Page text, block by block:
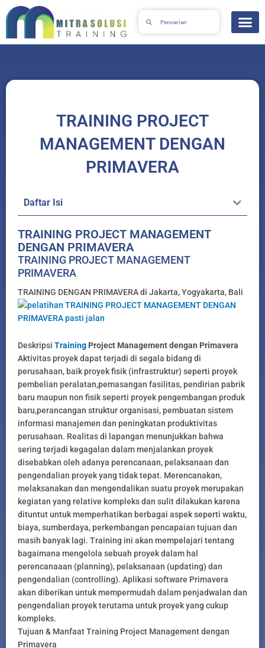
Skip
to
TRAINING PROJECT
MANAGEMENT DENGAN
PRIMAVERA
Daftar Isi
TRAINING PROJECT MANAGEMENT
DENGAN PRIMAVERA
TRAINING PROJECT MANAGEMENT
PRIMAVERA
TRAINING DENGAN PRIMAVERA di Jakarta, Yogyakarta, Bali
Deskripsi Training Project Management dengan Primavera
Aktivitas proyek dapat terjadi di segala bidang di
perusahaan, baik proyek fisik (infrastruktur) seperti proyek
pembelian peralatan,pemasangan fasilitas, pendirian pabrik
baru maupun non fisik seperti proyek pengembangan produk
baru,perancangan struktur organisasi, pembuatan sistem
informasi manajemen dan peningkatan produktivitas
perusahaan. Realitas di lapangan menunjukkan bahwa
sering terjadi kegagalan dalam menjalankan proyek
disebabkan oleh adanya perencanaan, pelaksanaan dan
pengendalian proyek yang tidak tepat. Merencanakan,
melaksanakan dan mengendalikan suatu proyek merupakan
kegiatan yang relative kompleks dan sulit dilakukan karena
dituntut untuk memperhatikan berbagai aspek seperti waktu,
biaya, sumberdaya, perkembangan pencapaian tujuan dan
masih banyak lagi. Training ini akan mempelajari tentang
bagaimana mengelola sebuah proyek dalam hal
perencanaaan (planning), pelaksanaan (updating) dan
pengendalian (controlling). Aplikasi software Primavera
akan diberikan untuk mempermudah dalam penjadwalan dan
pengendalian proyek terutama untuk proyek yang cukup
kompleks.
Tujuan & Manfaat Training Project Management dengan
Primavera